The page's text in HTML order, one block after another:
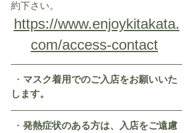
約下さい。
https://www.enjoykitakata.
com/access-contact
・ マスク着用でのご入店をお願いいた
します。
・ 発熱症状のある方は、入店をご遠慮